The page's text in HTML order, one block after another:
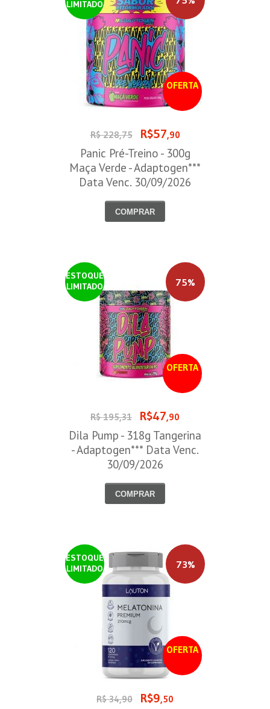
LIMITADO
OFERTA
R$ 228,75 R$57,90
Panic Pré-Treino - 300g
Maça Verde - Adaptogen***
Data Venc. 30/09/2026
COMPRAR
ESTOQUE
LIMITADO
OFERTA
75%
R$ 195,31 R$47,90
Dila Pump - 318g Tangerina
- Adaptogen*** Data Venc.
30/09/2026
COMPRAR
ESTOQUE
LIMITADO
OFERTA
73%
R$ 34,90 R$9,50